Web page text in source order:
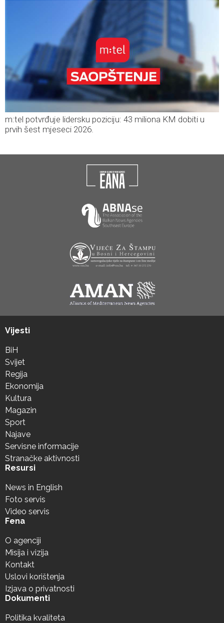
m:tel potvrđuje lidersku poziciju: 43 miliona KM dobiti u
prvih šest mjeseci 2026.
Vijesti
BiH
Svijet
Regija
Ekonomija
Kultura
Magazin
Sport
Najave
Servisne informacije
Stranačke aktivnosti
Resursi
News in English
Foto servis
Video servis
Fena
O agenciji
Misija i vizija
Kontakt
Uslovi korištenja
Izjava o privatnosti
Dokumenti
Politika kvaliteta